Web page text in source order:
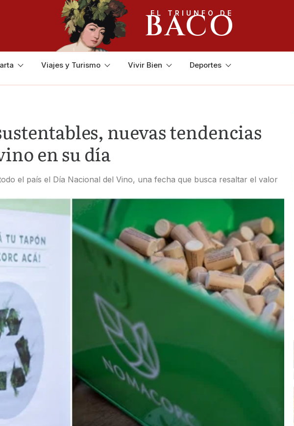
EL TRIUNFO DE
BACO
Viajes y Turismo Vivir Bien Deportes
nuevas tendencias
en su día
el país el Día Nacional del Vino, una fecha que busca resaltar el valor